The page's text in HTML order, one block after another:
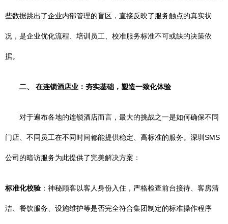
些数据跳出了企业内部管理的盲区，直接反映了服务触点的真实状
况，是企业优化流程、培训员工、校准服务标准不可或缺的决策依
据。
二、 在连锁酒店业：夯实基础，塑造一致化体验
对于遍布各地的连锁酒店而言，最大的挑战之一是如何确保不同
门店、不同员工在不同时间都能提供稳定、高标准的服务。深圳SMS
公司的暗访服务为此提供了完美解决方案：
标准化校验 ：神秘顾客以客人身份入住，严格检查前台接待、客房清
洁、餐饮服务、设施维护等是否完全符合集团制定的标准操作程序